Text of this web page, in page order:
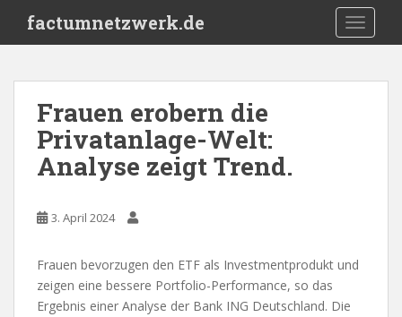
i
factumnetzwerk.de
Frauen erobern die
Privatanlage-Welt:
Analyse zeigt Trend.
3. April 2024
Frauen bevorzugen den ETF als Investmentprodukt und
zeigen eine bessere Portfolio-Performance, so das
Ergebnis einer Analyse der Bank ING Deutschland. Die